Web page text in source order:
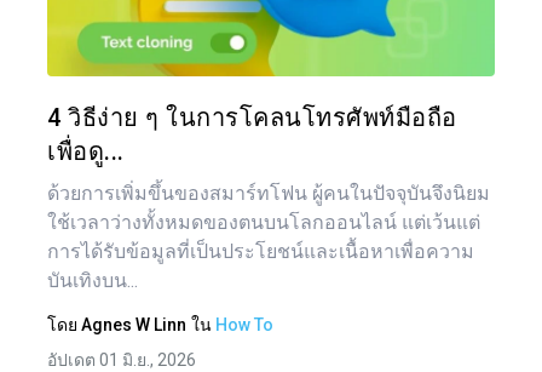
4 วิธีง่าย ๆ ในการโคลนโทรศัพท์มือถือ
เพื่อดู...
ด้วยการเพิ่มขึ้นของสมาร์ทโฟน ผู้คนในปัจจุบันจึงนิยม
ใช้เวลาว่างทั้งหมดของตนบนโลกออนไลน์ แต่เว้นแต่
การได้รับข้อมูลที่เป็นประโยชน์และเนื้อหาเพื่อความ
บันเทิงบน...
โดย Agnes W Linn ใน How To
อัปเดต 01 มิ.ย., 2026